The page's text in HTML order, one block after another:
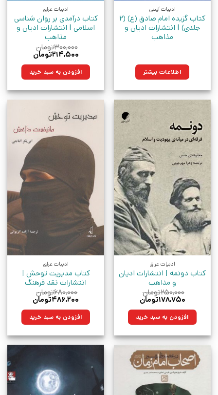
ادبیات آیینی
کتاب گزیده امام صادق (ع) (۲
جلدی) | انتشارات ادیان و
مذاهب
اطلاعات بیشتر
ادبیات عراق
کتاب درآمدی بر روان شناسی
اسلامی | انتشارات ادیان و
مذاهب
۳۰۰,۰۰۰تومان
قیمت
۳۰۰,۰۰۰تومان
بود.
۲۱۴,۵۰۰تومان
۲۱۴,۵۰۰تومان.افزودن به سبد خرید
ادبیات عراق
کتاب دونمه | انتشارات ادیان
و مذاهب
۲۵۰,۰۰۰تومان
قیمت
۲۵۰,۰۰۰تومان
بود.
۱۷۸,۷۵۰تومان
۱۷۸,۷۵۰تومان.افزودن به سبد خرید
ادبیات عراق
کتاب مدیریت توحش |
انتشارات نقد فرهنگ
۶۸۰,۰۰۰تومان
قیمت
۶۸۰,۰۰۰تومان
بود.
۴۸۶,۲۰۰تومان
۴۸۶,۲۰۰تومان.افزودن به سبد خرید